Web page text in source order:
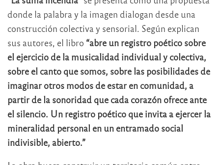
donde la palabra y la imagen dialogan desde una
construcción colectiva y sensorial. Según explican
sus autores, el libro “abre un registro poético sobre
el ejercicio de la musicalidad individual y colectiva,
sobre el canto que somos, sobre las posibilidades de
imaginar otros modos de estar en comunidad, a
partir de la sonoridad que cada corazón ofrece ante
el silencio. Un registro poético que invita a ejercer la
mineralidad personal en un entramado social
indivisible, abierto.”